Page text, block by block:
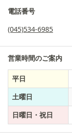
電話番号
(045)534-6985
営業時間のご案内
平日
土曜日
日曜日・祝日